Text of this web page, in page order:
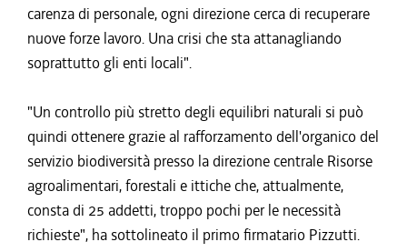
carenza di personale, ogni direzione cerca di recuperare
nuove forze lavoro. Una crisi che sta attanagliando
soprattutto gli enti locali".
"Un controllo più stretto degli equilibri naturali si può
quindi ottenere grazie al rafforzamento dell'organico del
servizio biodiversità presso la direzione centrale Risorse
agroalimentari, forestali e ittiche che, attualmente,
consta di 25 addetti, troppo pochi per le necessità
richieste", ha sottolineato il primo firmatario Pizzutti.